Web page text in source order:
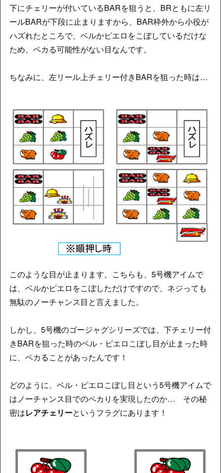
下にチェリーが付いているBARを狙うと、BRともに左リ
ールBARが下段に止まりますから、BAR枠外から小役が
ハズれたところで、ベルかピエロをこぼしているだけな
ため、ペカる可能性がない目なんです。
ちなみに、左リール上チェリー付きBARを狙った時は…
このような目が止まります。こちらも、5号機アイムで
は、ベルかピエロをこぼしただけですので、ネジっても
無駄のノーチャンス目と言えました。
しかし、5号機のゴージャグシリーズでは、下チェリー付
きBARを狙った時のベル・ピエロこぼし目が止まった時
に、ペカることがあったんです！
どのように、ベル・ピエロこぼし目という5号機アイムで
はノーチャンス目でのペカりを実現したのか… その秘
密はレアチェリーというフラグにあります！